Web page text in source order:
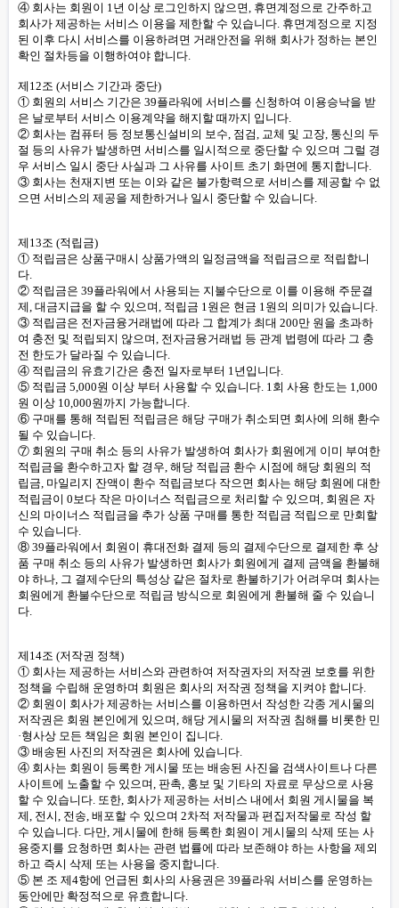
④ 회사는 회원이 1년 이상 로그인하지 않으면, 휴면계정으로 간주하고
회사가 제공하는 서비스 이용을 제한할 수 있습니다. 휴면계정으로 지정
된 이후 다시 서비스를 이용하려면 거래안전을 위해 회사가 정하는 본인
확인 절차등을 이행하여야 합니다.
제12조 (서비스 기간과 중단)
① 회원의 서비스 기간은 39플라워에 서비스를 신청하여 이용승낙을 받
은 날로부터 서비스 이용계약을 해지할 때까지 입니다.
② 회사는 컴퓨터 등 정보통신설비의 보수, 점검, 교체 및 고장, 통신의 두
절 등의 사유가 발생하면 서비스를 일시적으로 중단할 수 있으며 그럴 경
우 서비스 일시 중단 사실과 그 사유를 사이트 초기 화면에 통지합니다.
③ 회사는 천재지변 또는 이와 같은 불가항력으로 서비스를 제공할 수 없
으면 서비스의 제공을 제한하거나 일시 중단할 수 있습니다.
제13조 (적립금)
① 적립금은 상품구매시 상품가액의 일정금액을 적립금으로 적립합니
다.
② 적립금은 39플라워에서 사용되는 지불수단으로 이를 이용해 주문결
제, 대금지급을 할 수 있으며, 적립금 1원은 현금 1원의 의미가 있습니다.
③ 적립금은 전자금융거래법에 따라 그 합계가 최대 200만 원을 초과하
여 충전 및 적립되지 않으며, 전자금융거래법 등 관계 법령에 따라 그 충
전 한도가 달라질 수 있습니다.
④ 적립금의 유효기간은 충전 일자로부터 1년입니다.
⑤ 적립금 5,000원 이상 부터 사용할 수 있습니다. 1회 사용 한도는 1,000
원 이상 10,000원까지 가능합니다.
⑥ 구매를 통해 적립된 적립금은 해당 구매가 취소되면 회사에 의해 환수
될 수 있습니다.
⑦ 회원의 구매 취소 등의 사유가 발생하여 회사가 회원에게 이미 부여한
적립금을 환수하고자 할 경우, 해당 적립금 환수 시점에 해당 회원의 적
립금, 마일리지 잔액이 환수 적립금보다 작으면 회사는 해당 회원에 대한
적립금이 0보다 작은 마이너스 적립금으로 처리할 수 있으며, 회원은 자
신의 마이너스 적립금을 추가 상품 구매를 통한 적립금 적립으로 만회할
수 있습니다.
⑧ 39플라워에서 회원이 휴대전화 결제 등의 결제수단으로 결제한 후 상
품 구매 취소 등의 사유가 발생하면 회사가 회원에게 결제 금액을 환불해
야 하나, 그 결제수단의 특성상 같은 절차로 환불하기가 어려우며 회사는
회원에게 환불수단으로 적립금 방식으로 회원에게 환불해 줄 수 있습니
다.
제14조 (저작권 정책)
① 회사는 제공하는 서비스와 관련하여 저작권자의 저작권 보호를 위한
정책을 수립해 운영하며 회원은 회사의 저작권 정책을 지켜야 합니다.
② 회원이 회사가 제공하는 서비스를 이용하면서 작성한 각종 게시물의
저작권은 회원 본인에게 있으며, 해당 게시물의 저작권 침해를 비롯한 민
·형사상 모든 책임은 회원 본인이 집니다.
③ 배송된 사진의 저작권은 회사에 있습니다.
④ 회사는 회원이 등록한 게시물 또는 배송된 사진을 검색사이트나 다른
사이트에 노출할 수 있으며, 판촉, 홍보 및 기타의 자료로 무상으로 사용
할 수 있습니다. 또한, 회사가 제공하는 서비스 내에서 회원 게시물을 복
제, 전시, 전송, 배포할 수 있으며 2차적 저작물과 편집저작물로 작성 할
수 있습니다. 다만, 게시물에 한해 등록한 회원이 게시물의 삭제 또는 사
용중지를 요청하면 회사는 관련 법률에 따라 보존해야 하는 사항을 제외
하고 즉시 삭제 또는 사용을 중지합니다.
⑤ 본 조 제4항에 언급된 회사의 사용권은 39플라워 서비스를 운영하는
동안에만 확정적으로 유효합니다.